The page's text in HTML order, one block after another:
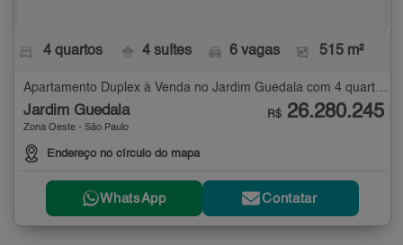
4 quartos 4 suítes 6 vagas 515 m²
Apartamento Duplex à Venda no Jardim Guedala com 4 quartos - 515 m²
Jardim Guedala
Zona Oeste - São Paulo
Endereço no círculo do mapa
R$ 26.280.245
WhatsApp Contatar